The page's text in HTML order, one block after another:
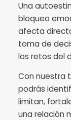
Una
bloqueo
afecta
toma de
los retos del
Con nuestra
podrás
limitan,
una relación